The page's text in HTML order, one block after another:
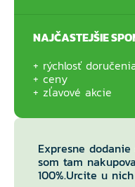
NAJČASTEJŠIE
rýchlosť
ceny
zľavové akcie
Expresne dodanie
som tam
100%.Urcite u